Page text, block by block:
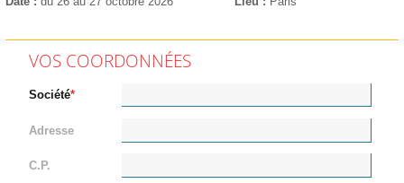
VOS COORDONNÉES
Société
Adresse
C.P.